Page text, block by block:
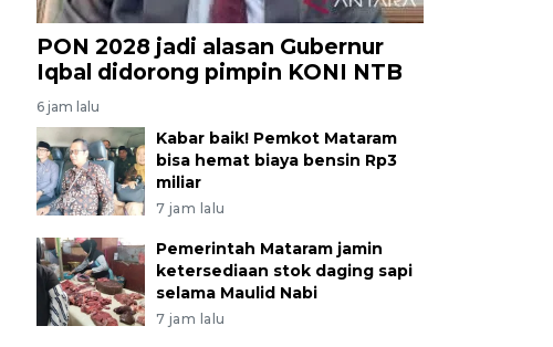
PON 2028 jadi alasan Gubernur
Iqbal didorong pimpin KONI NTB
6 jam lalu
Kabar baik! Pemkot Mataram
bisa hemat biaya bensin Rp3
miliar
7 jam lalu
Pemerintah Mataram jamin
ketersediaan stok daging sapi
selama Maulid Nabi
7 jam lalu